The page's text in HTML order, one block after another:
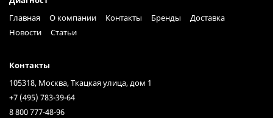
Главная
О компании Контакты Бренды
Доставка
Новости
Статьи
Контакты
105318, Москва, Ткацкая улица, дом 1
+7 (495) 783-39-64
8 800 777-48-96